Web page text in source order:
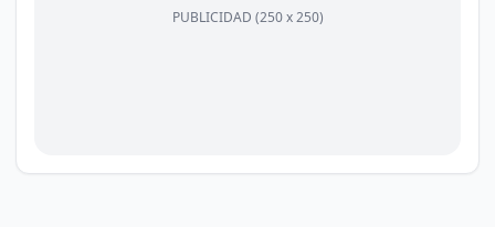
PUBLICIDAD (250 x 250)